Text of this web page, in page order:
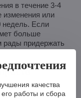
в течение 3-4
изменения или
недель. Если
больше
рады придержать
качества
работы и сбора